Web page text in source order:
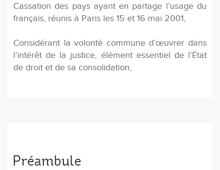
Cassation des pays ayant en partage l’usage du
français, réunis à Paris les 15 et 16 mai 2001,
Considérant la volonté commune d’œuvrer dans
l’intérêt de la justice, élément essentiel de l’État
de droit et de sa consolidation,
Préambule